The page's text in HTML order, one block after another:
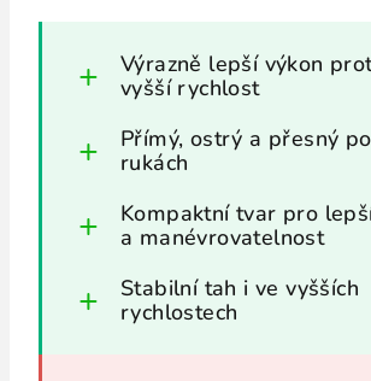
Výrazně lepší výkon
vyšší rychlost
Přímý, ostrý a přesný
rukách
Kompaktní tvar pro
a manévrovatelnost
Stabilní tah i ve vyšších
rychlostech